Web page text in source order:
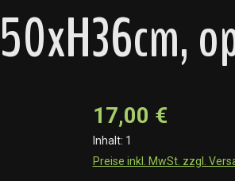
17,00 €
Inhalt: 1
Preise inkl. MwSt. zzgl.